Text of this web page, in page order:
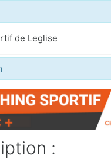
de Leglise
: